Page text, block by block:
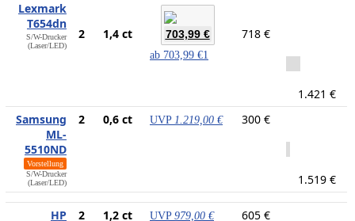
Lexmark
T654dn
S/W-Drucker
(Laser/LED)
2 1,4 ct 703,99 €
ab 703,99 €1
718 €
1.421 €
Samsung
ML-
5510ND
Vorstellung
S/W-Drucker
(Laser/LED)
2 0,6 ct UVP 1.219,00 € 300 €
1.519 €
HP
2 1,2 ct UVP 979,00 € 605 €